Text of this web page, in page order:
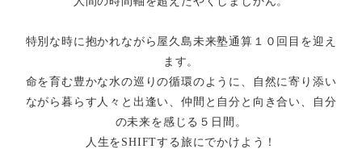
特別な時に抱かれながら屋久島未来塾通算１０回目を迎え
ます。
命を育む豊かな水の巡りの循環のように、自然に寄り添い
ながら暮らす人々と出逢い、仲間と自分と向き合い、自分
の未来を感じる５日間。
人生をSHIFTする旅にでかけよう！